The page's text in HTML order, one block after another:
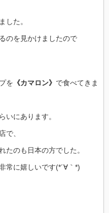
した。
のを見かけましたので
を 《カマロン》 で食べてきま
いにあります。
で、
たのも日本の方でした。
常に嬉しいです(*´∀｀*)